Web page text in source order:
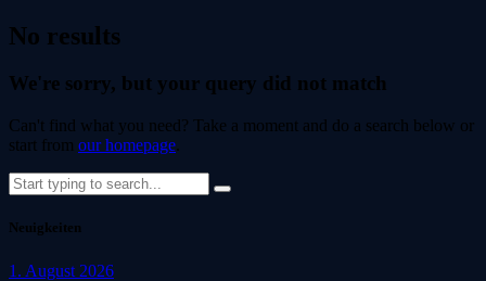
No results
We're sorry, but your query did not match
Can't find what you need? Take a moment and do a search below or
start from our homepage.
Neuigkeiten
1. August 2026